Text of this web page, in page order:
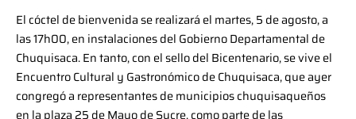
El cóctel de bienvenida se realizará el martes, 5 de agosto, a
las 17h00, en instalaciones del Gobierno Departamental de
Chuquisaca. En tanto, con el sello del Bicentenario, se vive el
Encuentro Cultural y Gastronómico de Chuquisaca, que ayer
congregó a representantes de municipios chuquisaqueños
en la plaza 25 de Mayo de Sucre, como parte de las